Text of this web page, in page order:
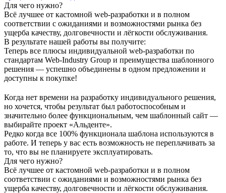
Для чего нужно?
Всё лучшее от кастомной web-разработки и в полном
соответствии с ожиданиями и возможностями рынка без
ущерба качеству, долговечности и лёгкости обслуживания.
В результате нашей работы вы получите:
Теперь все плюсы индивидуальной web-разработки по
стандартам Web-Industry Group и преимущества шаблонного
решения — успешно объединены в одном предложении и
доступны к покупке!
Когда нет времени на разработку индивидуального решения,
но хочется, чтобы результат был работоспособным и
значительно более функциональным, чем шаблонный сайт —
выбирайте проект «Альденте».
Редко когда все 100% функционала шаблона используются в
работе. И теперь у вас есть возможность не переплачивать за
то, что вы не планируете эксплуатировать.
Для чего нужно?
Всё лучшее от кастомной web-разработки и в полном
соответствии с ожиданиями и возможностями рынка без
ущерба качеству, долговечности и лёгкости обслуживания.